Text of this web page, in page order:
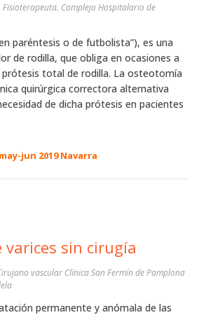
Fisioterapeuta. Complejo Hospitalario de
paréntesis o de futbolista”), es una
de rodilla, que obliga en ocasiones a
total de rodilla. La osteotomía
quirúrgica correctora alternativa
de dicha prótesis en pacientes
jun 2019 Navarra
varices sin cirugía
vascular Clínica San Fermín de Pamplona
permanente y anómala de las